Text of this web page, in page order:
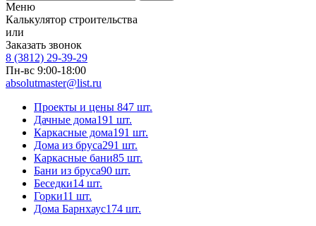
Меню
Калькулятор строительства
или
Заказать звонок
8 (3812) 29-39-29
Пн-вс 9:00-18:00
absolutmaster@list.ru
Проекты и цены 847 шт.
Дачные дома191 шт.
Каркасные дома191 шт.
Дома из бруса291 шт.
Каркасные бани85 шт.
Бани из бруса90 шт.
Беседки14 шт.
Горки11 шт.
Дома Барнхаус174 шт.